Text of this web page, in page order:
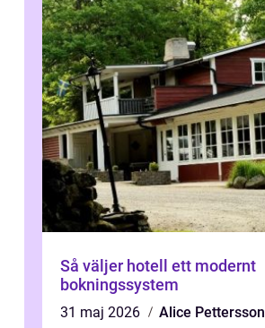
Så väljer hotell ett modernt
bokningssystem
31 maj 2026 Alice Pettersson